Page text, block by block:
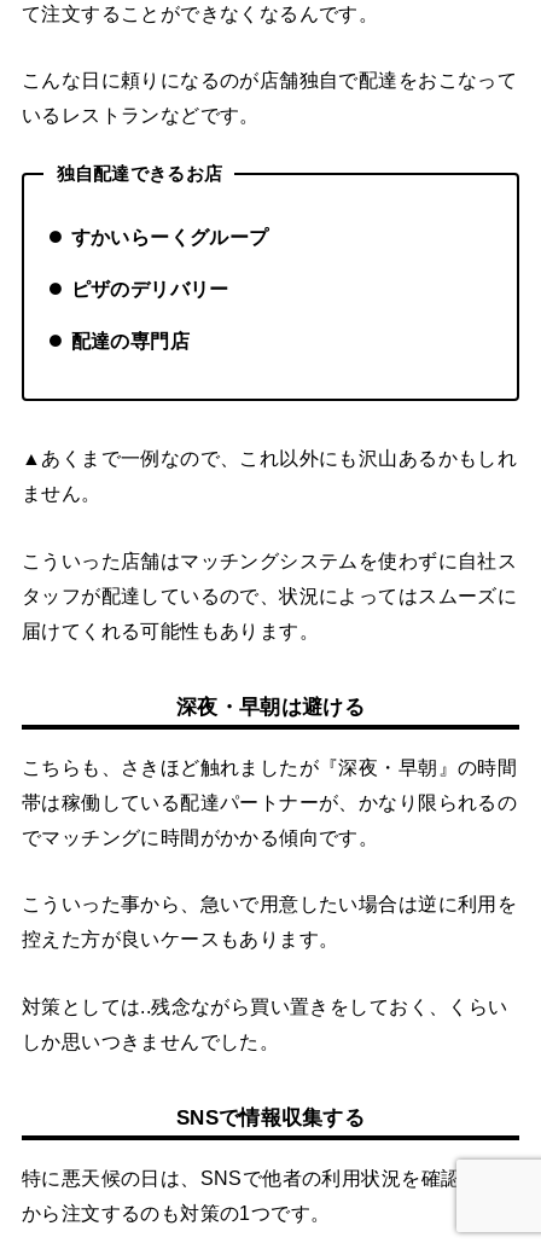
て注文することができなくなるんです。
こんな日に頼りになるのが店舗独自で配達をおこなって
いるレストランなどです。
独自配達できるお店
すかいらーくグループ
ピザのデリバリー
配達の専門店
▲あくまで一例なので、これ以外にも沢山あるかもしれ
ません。
こういった店舗はマッチングシステムを使わずに自社ス
タッフが配達しているので、状況によってはスムーズに
届けてくれる可能性もあります。
深夜・早朝は避ける
こちらも、さきほど触れましたが『深夜・早朝』の時間
帯は稼働している配達パートナーが、かなり限られるの
でマッチングに時間がかかる傾向です。
こういった事から、急いで用意したい場合は逆に利用を
控えた方が良いケースもあります。
対策としては..残念ながら買い置きをしておく、くらい
しか思いつきませんでした。
SNSで情報収集する
特に悪天候の日は、SNSで他者の利用状況を確認して
から注文するのも対策の1つです。